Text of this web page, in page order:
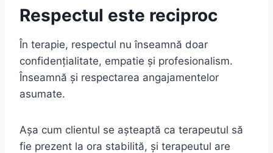
Respectul este reciproc
În terapie, respectul nu înseamnă doar
confidențialitate, empatie și profesionalism.
Înseamnă și respectarea angajamentelor
asumate.
Așa cum clientul se așteaptă ca terapeutul să
fie prezent la ora stabilită, și terapeutul are